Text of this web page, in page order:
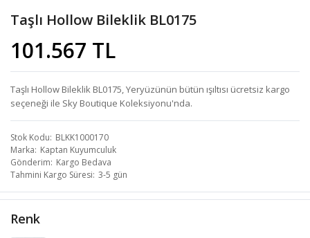
Taşlı Hollow Bileklik BL0175
101.567 TL
Taşlı Hollow Bileklik BL0175, Yeryüzünün bütün ışıltısı ücretsiz kargo
seçeneği ile Sky Boutique Koleksiyonu'nda.
Stok Kodu BLKK1000170
Marka Kaptan Kuyumculuk
Gönderim Kargo Bedava
Tahmini Kargo Süresi 3-5 gün
Renk